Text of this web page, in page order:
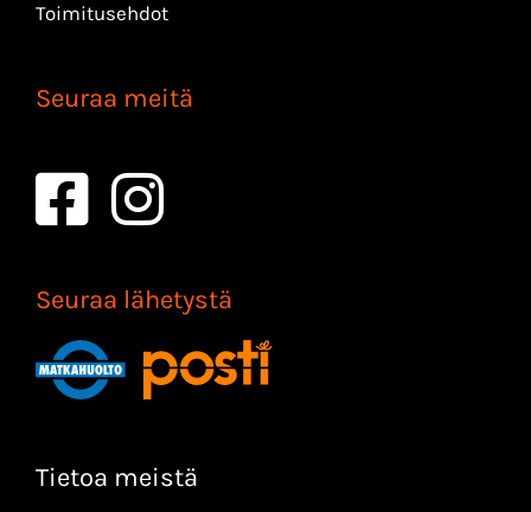
Toimitusehdot
Seuraa meitä
Seuraa lähetystä
Tietoa meistä